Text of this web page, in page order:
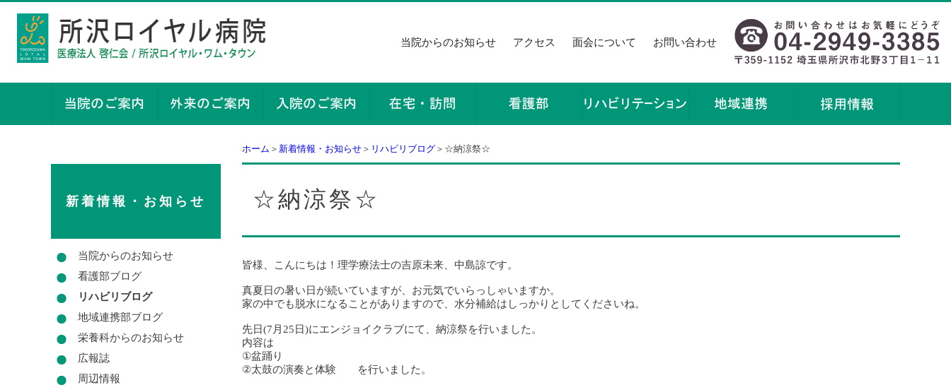
当院からのお知らせ アクセス 面会について お問い合わせ
ホーム ＞ 新着情報・お知らせ ＞ リハビリブログ ＞☆納涼祭☆
☆納涼祭☆
皆様、こんにちは！理学療法士の吉原未来、中島諒です。
真夏日の暑い日が続いていますが、お元気でいらっしゃいますか。
家の中でも脱水になることがありますので、水分補給はしっかりとしてくださいね。
先日(7月25日)にエンジョイクラブにて、納涼祭を行いました。
内容は
①盆踊り
②太鼓の演奏と体験 を行いました。
新着情報・お知らせ
当院からのお知らせ
看護部ブログ
リハビリブログ
地域連携部ブログ
栄養科からのお知らせ
広報誌
周辺情報